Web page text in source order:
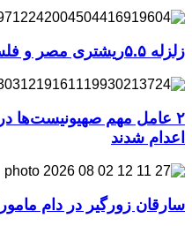
زلزله ۵.۵ریشتری مصر و فلسطین را لرزاند
اعدام شدند
سارقان زورگیر در دام